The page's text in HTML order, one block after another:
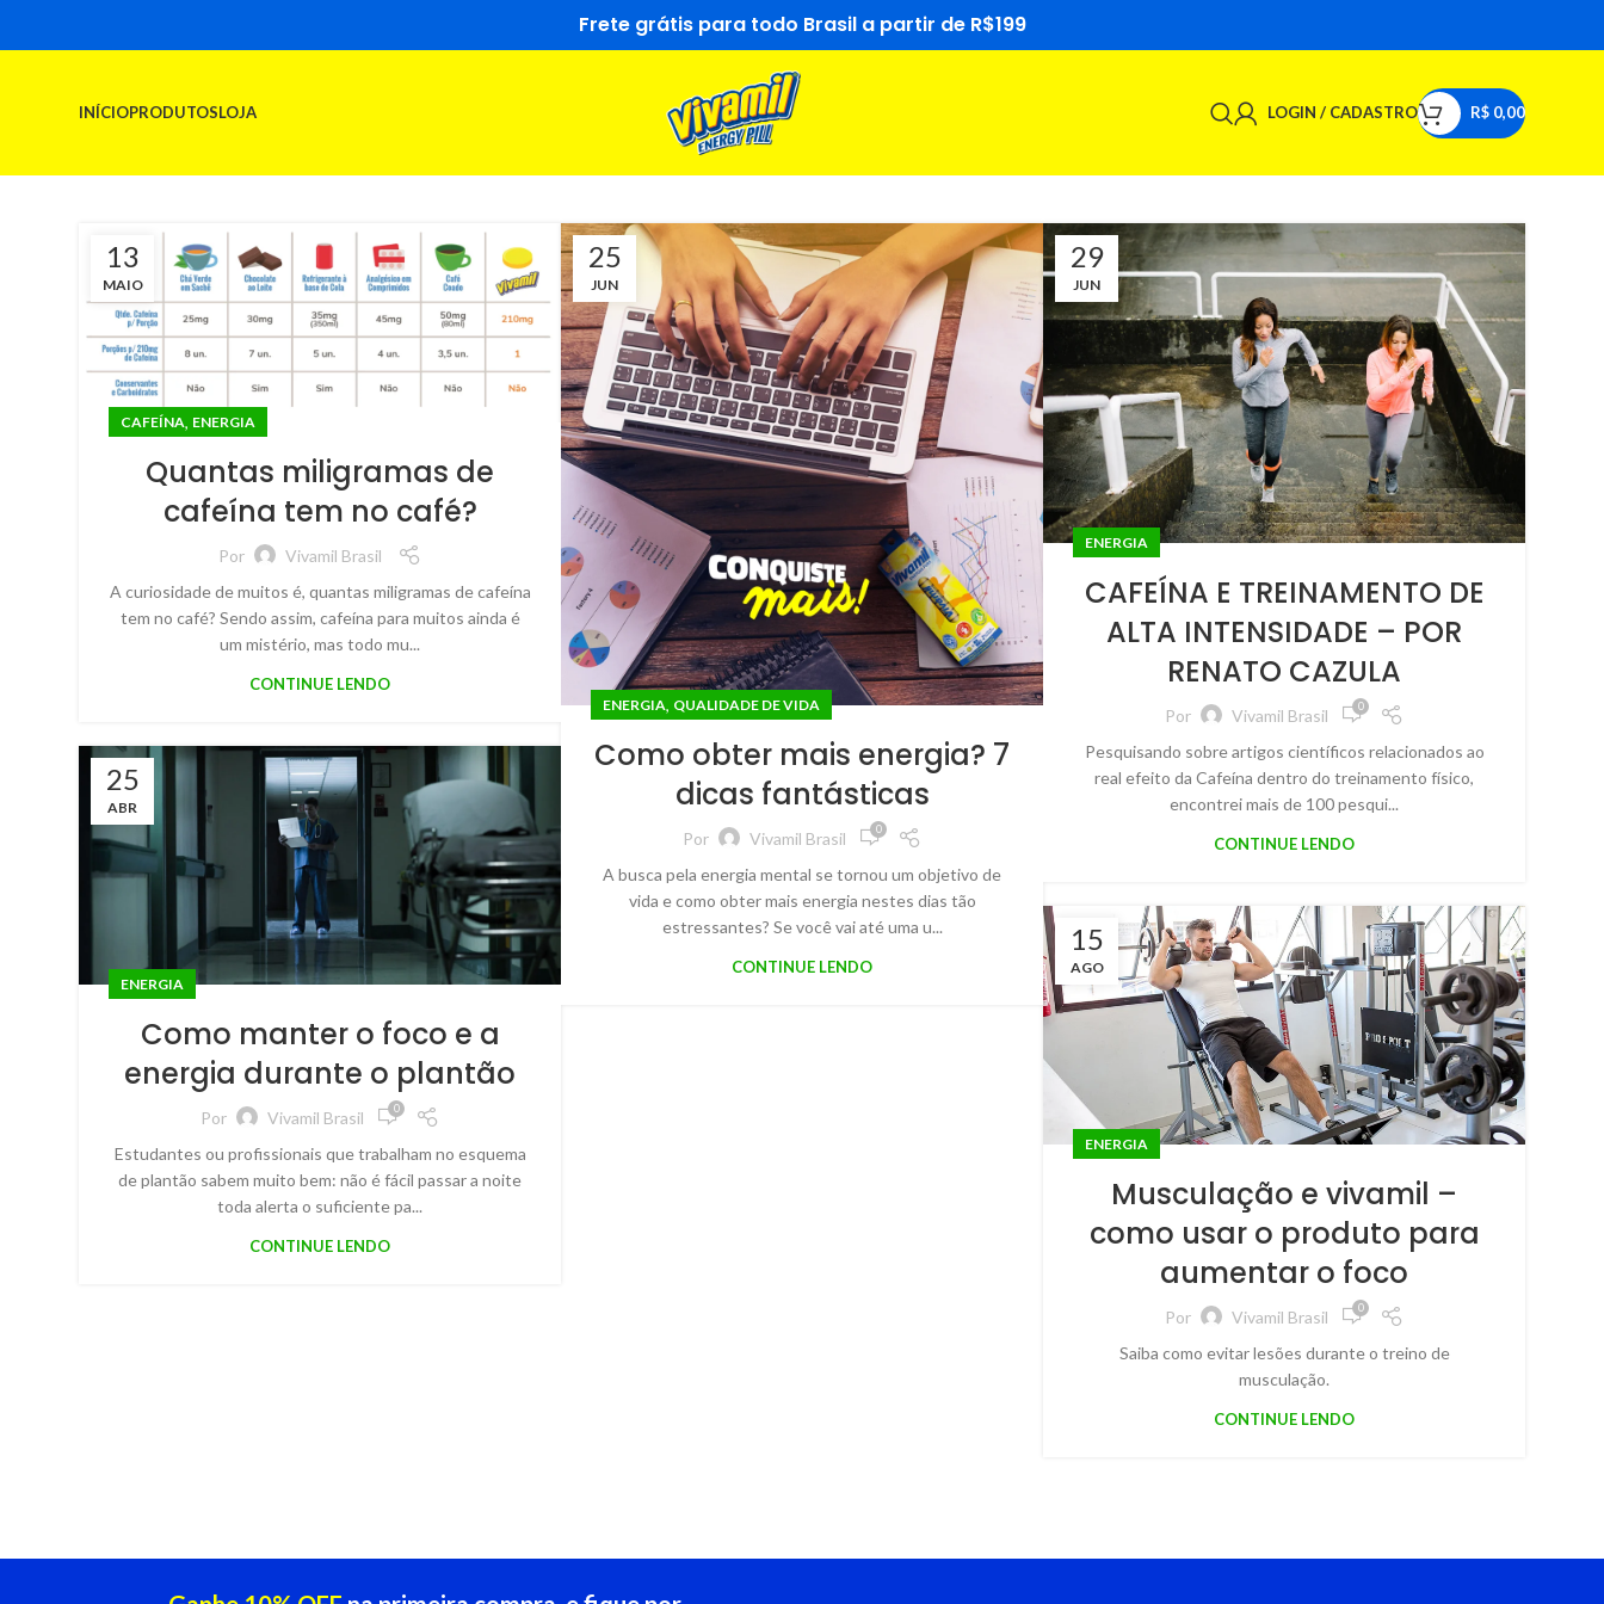
Frete grátis para todo Brasil a partir de R$199
INÍCIOPRODUTOSLOJA LOGIN / CADASTRO R$ 0,00
13
MAIO
CAFEÍNA, ENERGIA
Quantas miligramas de
cafeína tem no café?
Por
Vivamil Brasil
A curiosidade de muitos é, quantas miligramas de cafeína
tem no café? Sendo assim, cafeína para muitos ainda é
um mistério, mas todo mu...
CONTINUE LENDO
25
JUN
ENERGIA, QUALIDADE DE VIDA
Como obter mais energia? 7
dicas fantásticas
Por Vivamil Brasil 0
A busca pela energia mental se tornou um objetivo de
vida e como obter mais energia nestes dias tão
estressantes? Se você vai até uma u...
CONTINUE LENDO
29
JUN
ENERGIA
CAFEÍNA E TREINAMENTO DE
ALTA INTENSIDADE – POR
RENATO CAZULA
Por Vivamil Brasil 0
Pesquisando sobre artigos científicos relacionados ao
real efeito da Cafeína dentro do treinamento físico,
encontrei mais de 100 pesqui...
CONTINUE LENDO
25
ABR
ENERGIA
Como manter o foco e a
energia durante o plantão
Por Vivamil Brasil 0
Estudantes ou profissionais que trabalham no esquema
de plantão sabem muito bem: não é fácil passar a noite
toda alerta o suficiente pa...
CONTINUE LENDO
15
AGO
ENERGIA
Musculação e vivamil –
como usar o produto para
aumentar o foco
Por Vivamil Brasil 0
Saiba como evitar lesões durante o treino de
musculação.
CONTINUE LENDO